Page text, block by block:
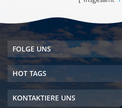
FOLGE UNS
HOT TAGS
KONTAKTIERE UNS